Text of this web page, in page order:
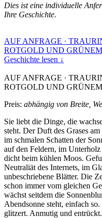
Dies ist eine individuelle
Ihre Geschichte.
AUF ANFRAGE ·
ROTGOLD UND
Geschichte lesen ↓
AUF ANFRAGE ·
ROTGOLD UND
Preis: abhängig von Breite,
Sie liebt die Dinge, die
steht. Der Duft des Grases
im schmalen Schatten der
auf den Feldern, im
dicht beim kühlen Moos.
Neutraliät des Internets, im
unbeschriebene Blätter. Die
schon immer vom gleichen
wächst seitdem die
Abendsonne steht, einfach
glitzert. Anmutig und entrückt.